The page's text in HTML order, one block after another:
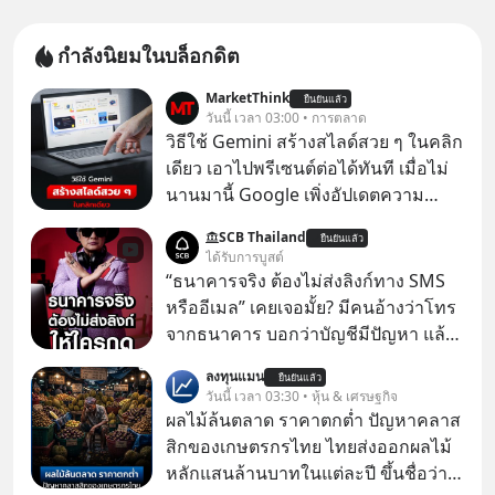
กำลังนิยมในบล็อกดิต
MarketThink ยืนยันแล้ว
วันนี้ เวลา 03:00 • การตลาด
วิธีใช้ Gemini สร้างสไลด์สวย ๆ ในคลิก
เดียว เอาไปพรีเซนต์ต่อได้ทันที เมื่อไม่
นานมานี้ Google เพิ่งอัปเดตความ
สามารถใช้ Gemini ช่วยสร้างสไลด์นำ
เสนอแบบสวย ๆ ได้ในคลิกเดียว ไม่ต้อง
เสียเวลาทำเองอีกต่อไป
SCB Thailand ยืนยันแล้ว
ได้รับการบูสต์
“ธนาคารจริง ต้องไม่ส่งลิงก์ทาง SMS
หรืออีเมล” เคยเจอมั้ย? มีคนอ้างว่าโทร
จากธนาคาร บอกว่าบัญชีมีปัญหา แล้ว
ทันที มาฟัง “ป้าเก๋าเล่ากลโกง” เพื่อรู้ทัน
มุกหลอกลวงในคราบความน่าเชื่อถือ
กันค่ะ #แก้เกมกลโกง #ป้าเก๋าเล่ากล
โกง #LivesSustainably #อยู่อย่าง
ลงทุนแมน ยืนยันแล้ว
วันนี้ เวลา 03:30 • หุ้น & เศรษฐกิจ
ผลไม้ล้นตลาด ราคาตกต่ำ ปัญหาคลาส
สิกของเกษตรกรไทย ไทยส่งออกผลไม้
หลักแสนล้านบาทในแต่ละปี ขึ้นชื่อว่า